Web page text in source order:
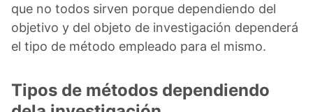
que no todos sirven porque dependiendo del
objetivo y del objeto de investigación dependerá
el tipo de método empleado para el mismo.
Tipos de métodos dependiendo